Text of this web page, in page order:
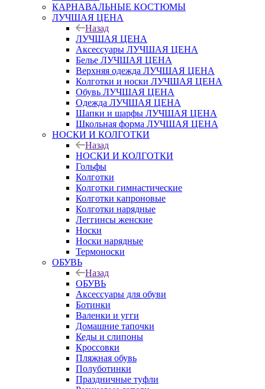
КАРНАВАЛЬНЫЕ КОСТЮМЫ
ЛУЧШАЯ ЦЕНА
Назад
ЛУЧШАЯ ЦЕНА
Аксессуары ЛУЧШАЯ ЦЕНА
Белье ЛУЧШАЯ ЦЕНА
Верхняя одежда ЛУЧШАЯ ЦЕНА
Колготки и носки ЛУЧШАЯ ЦЕНА
Обувь ЛУЧШАЯ ЦЕНА
Одежда ЛУЧШАЯ ЦЕНА
Шапки и шарфы ЛУЧШАЯ ЦЕНА
Школьная форма ЛУЧШАЯ ЦЕНА
НОСКИ И КОЛГОТКИ
Назад
НОСКИ И КОЛГОТКИ
Гольфы
Колготки
Колготки гимнастические
Колготки капроновые
Колготки нарядные
Леггинсы женские
Носки
Носки нарядные
Термоноски
ОБУВЬ
Назад
ОБУВЬ
Аксессуары для обуви
Ботинки
Валенки и угги
Домашние тапочки
Кеды и слипоны
Кроссовки
Пляжная обувь
Полуботинки
Праздничные туфли